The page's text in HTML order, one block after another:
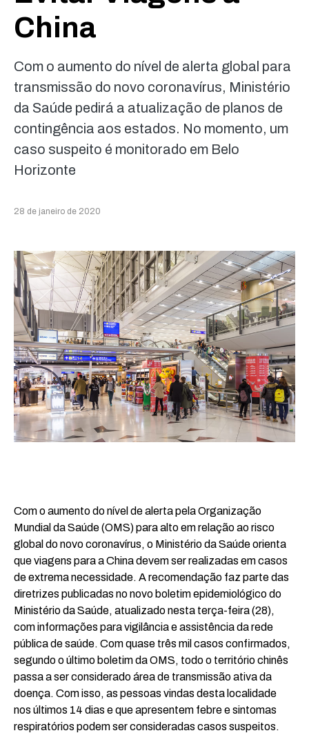
China
Com o aumento do nível de alerta global para
transmissão do novo coronavírus, Ministério
da Saúde pedirá a atualização de planos de
contingência aos estados. No momento, um
caso suspeito é monitorado em Belo
Horizonte
28 de janeiro de 2020
Com o aumento do nível de alerta pela Organização
Mundial da Saúde (OMS) para alto em relação ao risco
global do novo coronavírus, o Ministério da Saúde orienta
que viagens para a China devem ser realizadas em casos
de extrema necessidade. A recomendação faz parte das
diretrizes publicadas no novo boletim epidemiológico do
Ministério da Saúde, atualizado nesta terça-feira (28),
com informações para vigilância e assistência da rede
pública de saúde. Com quase três mil casos confirmados,
segundo o último boletim da OMS, todo o território chinês
passa a ser considerado área de transmissão ativa da
doença. Com isso, as pessoas vindas desta localidade
nos últimos 14 dias e que apresentem febre e sintomas
respiratórios podem ser consideradas casos suspeitos.